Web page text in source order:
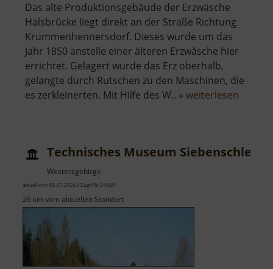
Das alte Produktionsgebäude der Erzwäsche
Halsbrücke liegt direkt an der Straße Richtung
Krummenhennersdorf. Dieses wurde um das
Jahr 1850 anstelle einer älteren Erzwäsche hier
errichtet. Gelagert wurde das Erz oberhalb,
gelangte durch Rutschen zu den Maschinen, die
es zerkleinerten. Mit Hilfe des W.. » weiterlesen
Technisches Museum
Westerzgebirge
aktuell vom 05.07.2026 / Zugriffe: 24689
26 km vom aktuellen Standort